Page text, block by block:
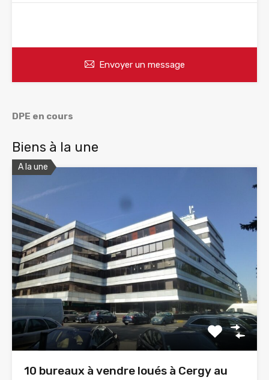
Envoyer un message
DPE en cours
Biens à la une
A la une
10 bureaux à vendre loués à Cergy au